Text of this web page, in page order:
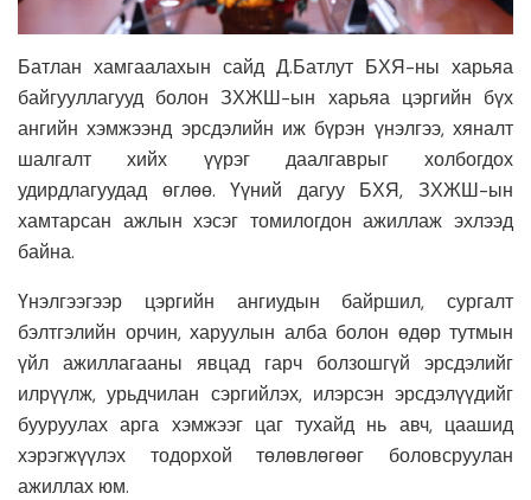
Батлан хамгаалахын сайд Д.Батлут БХЯ-ны харьяа
байгууллагууд болон ЗХЖШ-ын харьяа цэргийн бүх
ангийн хэмжээнд эрсдэлийн иж бүрэн үнэлгээ, хяналт
шалгалт хийх үүрэг даалгаврыг холбогдох
удирдлагуудад өглөө. Үүний дагуу БХЯ, ЗХЖШ-ын
хамтарсан ажлын хэсэг томилогдон ажиллаж эхлээд
байна.
Үнэлгээгээр цэргийн ангиудын байршил, сургалт
бэлтгэлийн орчин, харуулын алба болон өдөр тутмын
үйл ажиллагааны явцад гарч болзошгүй эрсдэлийг
илрүүлж, урьдчилан сэргийлэх, илэрсэн эрсдэлүүдийг
бууруулах арга хэмжээг цаг тухайд нь авч, цаашид
хэрэгжүүлэх тодорхой төлөвлөгөөг боловсруулан
ажиллах юм.